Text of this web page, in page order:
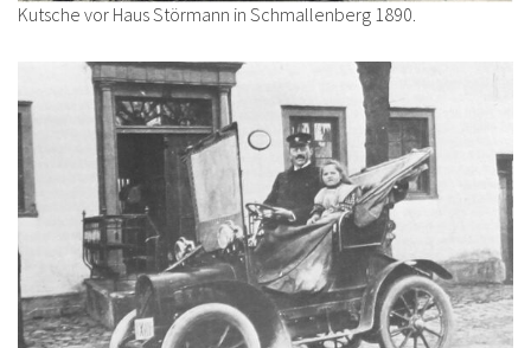
Kutsche vor Haus Störmann in Schmallenberg 1890.